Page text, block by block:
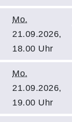
Mo.
21.09.2026,
18.00 Uhr
Mo.
21.09.2026,
19.00 Uhr